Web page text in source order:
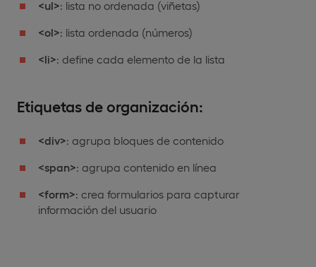
<ul>: lista no ordenada (viñetas)
<ol>: lista ordenada (números)
<li>: define cada elemento de la lista
Etiquetas de organización:
<div>: agrupa bloques de contenido
<span>: agrupa contenido en línea
<form>: crea formularios para capturar
información del usuario